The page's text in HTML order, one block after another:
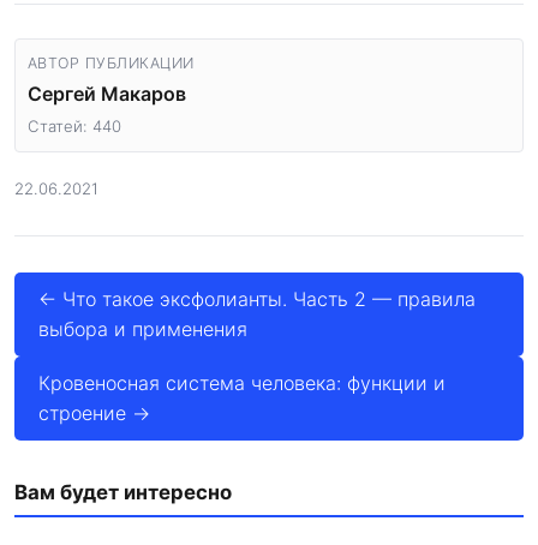
АВТОР ПУБЛИКАЦИИ
Сергей Макаров
Статей: 440
22.06.2021
← Что такое эксфолианты. Часть 2 — правила
выбора и применения
Кровеносная система человека: функции и
строение →
Вам будет интересно